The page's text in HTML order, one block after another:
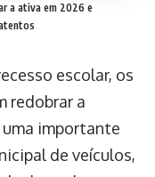
a ativa em 2026 e
escolar, os
redobrar a
importante
de veículos,